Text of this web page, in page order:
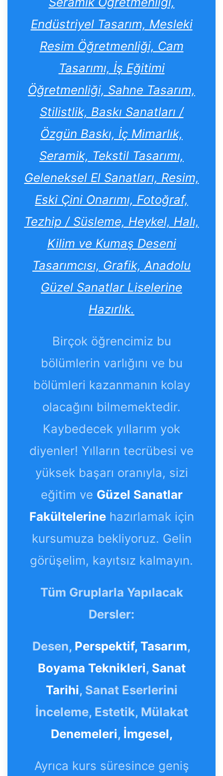
Endüstriyel Tasarım, Mesleki
Resim Öğretmenliği, Cam
Tasarımı, İş Eğitimi
Öğretmenliği, Sahne Tasarım,
Stilistlik, Baskı Sanatları /
Özgün Baskı, İç Mimarlık,
Seramik, Tekstil Tasarımı,
Geleneksel El Sanatları, Resim,
Eski Çini Onarımı, Fotoğraf,
Tezhip / Süsleme, Heykel, Halı,
Kilim ve Kumaş Deseni
Tasarımcısı, Grafik, Anadolu
Güzel Sanatlar Liselerine
Hazırlık.
Birçok öğrencimiz bu
bölümlerin varlığını ve bu
bölümleri kazanmanın kolay
olacağını bilmemektedir.
Kaybedecek yıllarım yok
diyenler! Yılların tecrübesi ve
yüksek başarı oranıyla, sizi
eğitim ve Güzel Sanatlar
Fakültelerinehazırlamak için
kursumuza bekliyoruz. Gelin
görüşelim, kayıtsız kalmayın.
Tüm Gruplarla Yapılacak
Dersler:
Desen, Perspektif, Tasarım,
Boyama Teknikleri, Sanat
Tarihi, Sanat Eserlerini
İnceleme, Estetik, Mülakat
Denemeleri, İmgesel,
Ayrıca kurs süresince geniş